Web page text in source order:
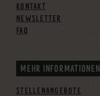
KONTAKT
NEWSLETTER
FAQ
MEHR INFORMATIONEN
STELLENANGEBOTE